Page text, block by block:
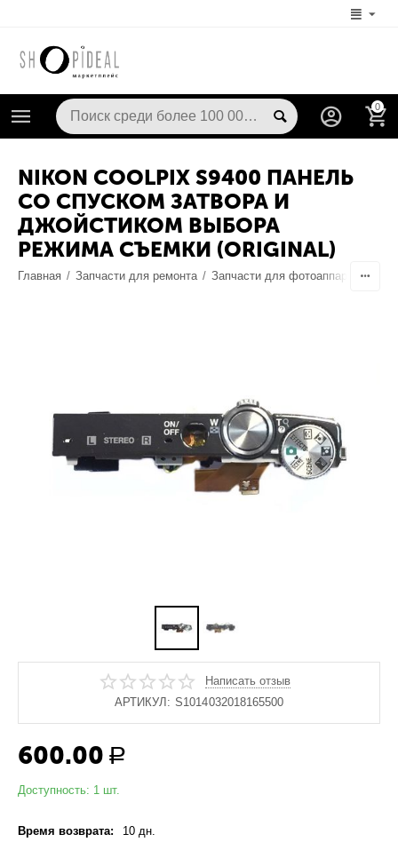
0
NIKON COOLPIX S9400 ПАНЕЛЬ
СО СПУСКОМ ЗАТВОРА И
ДЖОЙСТИКОМ ВЫБОРА
РЕЖИМА СЪЕМКИ (ORIGINAL)
Главная / Запчасти для ремонта / Запчасти для фотоаппаратов
Написать отзыв
АРТИКУЛ: S1014032018165500
600.00 Р
Доступность: 1 шт.
Время возврата: 10 дн.